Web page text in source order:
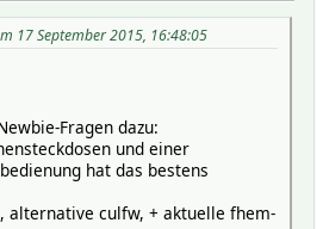
17 September 2015, 16:48:05
Fragen dazu:
und einer
hat das bestens
alternative culfw, + aktuelle fhem-